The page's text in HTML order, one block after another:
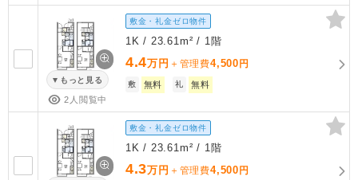
もっと見る
2人閲覧中
敷金・礼金ゼロ物件
1K / 23.61m² / 1階
4.4万円 ＋管理費4,500 円
敷 無料 礼 無料
敷金・礼金ゼロ物件
1K / 23.61m² / 1階
4.3万円 ＋管理費4,500 円